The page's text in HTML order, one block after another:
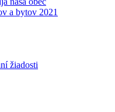
a bytov 2021
žiadosti